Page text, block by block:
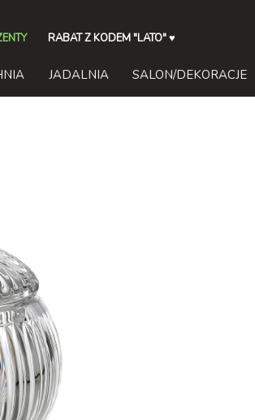
RABAT Z KODEM "LATO"♥
JADALNIA SALON/DEKORACJE